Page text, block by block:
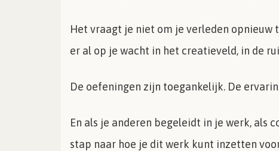
Het vraagt je niet om je verleden opnieuw
er al op je wacht in het creatieveld, in de
De oefeningen zijn toegankelijk. De
En als je anderen begeleidt in je werk, als
stap naar hoe je dit werk kunt inzetten